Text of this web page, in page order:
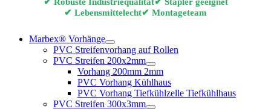
✔ Lebensmittelecht✔ Montageteam
Marbex® Vorhänge
PVC Streifenvorhang auf Rollen
PVC Streifen 200x2mm
Vorhang 200mm 2mm
PVC Vorhang Kühlhaus
PVC Vorhang Tiefkühlzelle Tiefkühlhaus
PVC Streifen 300x3mm